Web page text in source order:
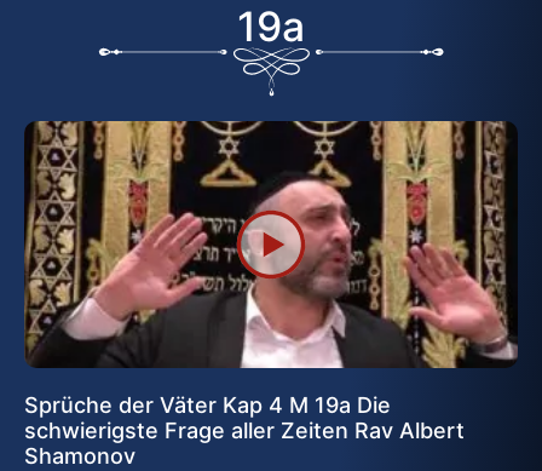
19a
Sprüche der Väter Kap 4 M 19a Die
schwierigste Frage aller Zeiten Rav Albert
Shamonov